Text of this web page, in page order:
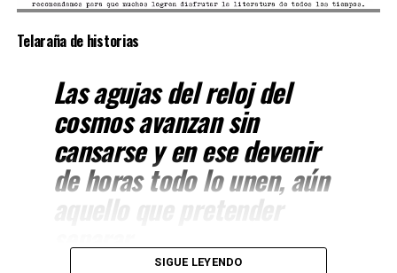
Telaraña de historias
Las agujas del reloj del
cosmos avanzan sin
cansarse y en ese devenir
de horas todo lo unen, aún
aquello que pretender
separar.
SIGUE LEYENDO